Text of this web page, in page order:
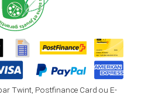
Twint, Postfinance Card ou E-